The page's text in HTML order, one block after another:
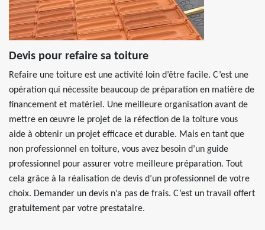
Devis pour refaire sa toiture
Refaire une toiture est une activité loin d’être facile. C’est une
opération qui nécessite beaucoup de préparation en matière de
financement et matériel. Une meilleure organisation avant de
mettre en œuvre le projet de la réfection de la toiture vous
aide à obtenir un projet efficace et durable. Mais en tant que
non professionnel en toiture, vous avez besoin d’un guide
professionnel pour assurer votre meilleure préparation. Tout
cela grâce à la réalisation de devis d’un professionnel de votre
choix. Demander un devis n’a pas de frais. C’est un travail offert
gratuitement par votre prestataire.